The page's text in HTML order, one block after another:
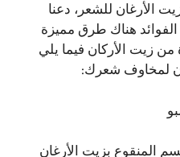
الأرغان للشعر، دعنا
هناك طرق مميزة
زيت الأركان فيما يلي
لمخاوف شعرك:
المنقوع بزيت الأرغان